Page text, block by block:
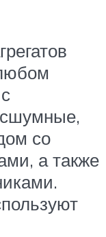
со
а также